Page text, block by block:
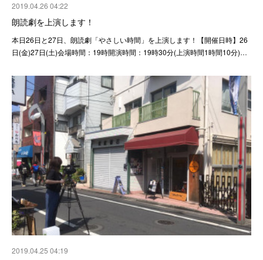
2019.04.26 04:22
朗読劇を上演します！
本日26日と27日、朗読劇「やさしい時間」を上演します！【開催日時】26
日(金)27日(土)会場時間：19時開演時間：19時30分(上演時間1時間10分)…
2019.04.25 04:19